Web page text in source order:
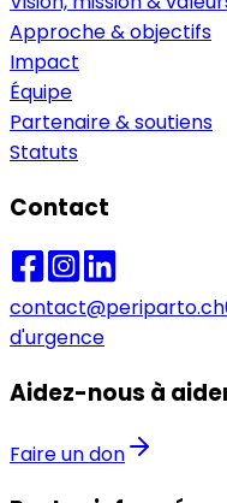
Approche & objectifs
Impact
Équipe
Partenaire & soutiens
Statuts
Contact
contact@periparto.ch
d'urgence
Aidez-nous à
Faire un don